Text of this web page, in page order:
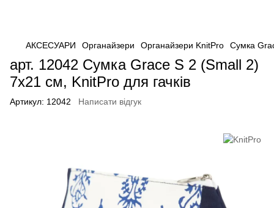
АКСЕСУАРИ Органайзери Органайзери KnitPro Сумка
арт. 12042 Сумка Grace S 2 (Small 2)
7х21 см, KnitPro для гачків
Артикул: 12042 Написати відгук